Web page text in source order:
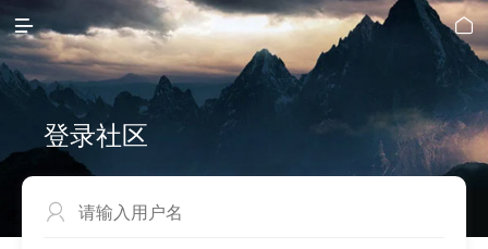
 
登录社区
